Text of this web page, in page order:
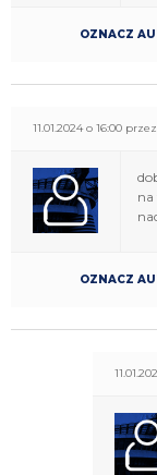
OZNACZ
11.01.2024 o 16:00 przez
na
OZNACZ